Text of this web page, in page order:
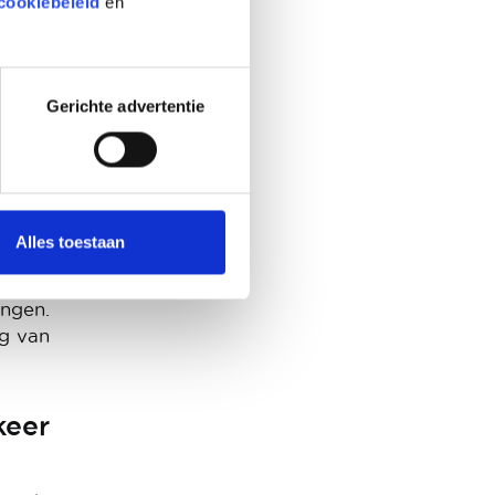
Gerichte advertentie
Alles toestaan
van